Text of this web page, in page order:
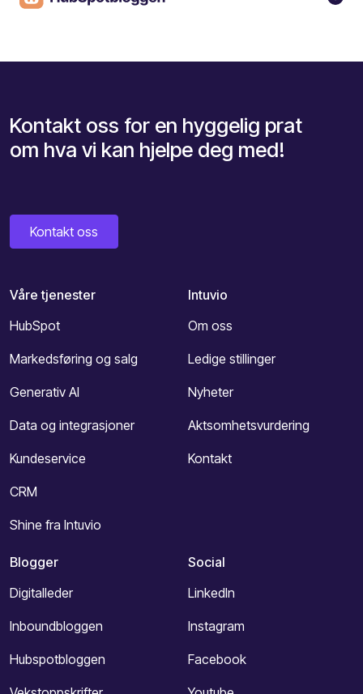
Kontakt oss for en hyggelig prat
om hva vi kan hjelpe deg med!
Kontakt oss
Våre tjenester
HubSpot
Markedsføring og salg
Generativ AI
Data og integrasjoner
Kundeservice
CRM
Shine fra Intuvio
Intuvio
Om oss
Ledige stillinger
Nyheter
Aktsomhetsvurdering
Kontakt
Blogger
Digitalleder
Inboundbloggen
Hubspotbloggen
Social
LinkedIn
Instagram
Facebook